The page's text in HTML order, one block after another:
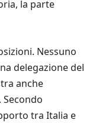
la parte
Nessuno
delegazione del
anche
Secondo
tra Italia e